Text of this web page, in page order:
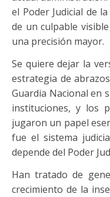
el Poder Judicial de
de un culpable
una precisión mayor.
Se quiere dejar la
estrategia de
Guardia Nacional en
instituciones, y los
jugaron un papel
fue el sistema
depende del Poder
Han tratado de
crecimiento de la